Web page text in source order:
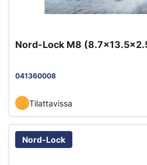
Nord-Lock M8
041360008
Tilattavissa
Nord-Lock